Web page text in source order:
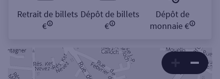
Retrait de billets
€
Dépôt de billets
€
Dépôt de
monnaie €